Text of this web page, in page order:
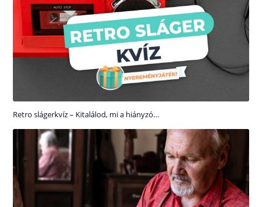
Retro slágerkvíz – Kitalálod, mi a hiányzó…